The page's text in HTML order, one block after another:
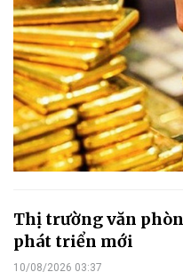
Thị trường văn
phát triển mới
10/08/2026 03:37